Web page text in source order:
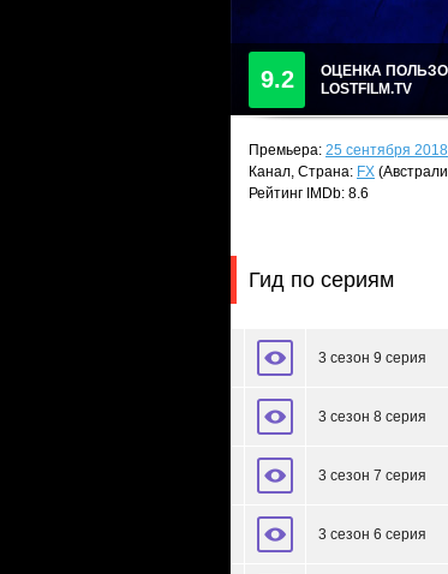
9.2
ОЦЕНКА
LOSTFILM.TV
Премьера: 25 сентября 2018
Канал, Страна: FX
Рейтинг IMDb: 8.6
Гид по сериям
3 сезон 9 серия
3 сезон 8 серия
3 сезон 7 серия
3 сезон 6 серия